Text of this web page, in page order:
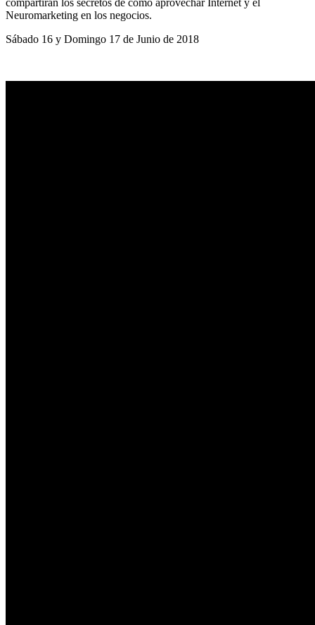
Neuromarketing en los negocios.
Sábado 16 y Domingo 17 de Junio de 2018